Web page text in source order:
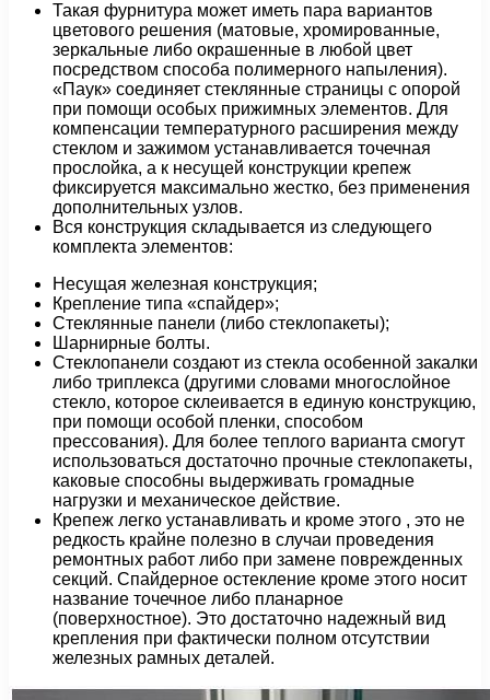
Такая фурнитура может иметь пара вариантов
цветового решения (матовые, хромированные,
зеркальные либо окрашенные в любой цвет
посредством способа полимерного напыления).
«Паук» соединяет стеклянные страницы с опорой
при помощи особых прижимных элементов. Для
компенсации температурного расширения между
стеклом и зажимом устанавливается точечная
прослойка, а к несущей конструкции крепеж
фиксируется максимально жестко, без применения
дополнительных узлов.
Вся конструкция складывается из следующего
комплекта элементов:
Несущая железная конструкция;
Крепление типа «спайдер»;
Стеклянные панели (либо стеклопакеты);
Шарнирные болты.
Стеклопанели создают из стекла особенной закалки
либо триплекса (другими словами многослойное
стекло, которое склеивается в единую конструкцию,
при помощи особой пленки, способом
прессования). Для более теплого варианта смогут
использоваться достаточно прочные стеклопакеты,
каковые способны выдерживать громадные
нагрузки и механическое действие.
Крепеж легко устанавливать и кроме этого , это не
редкость крайне полезно в случаи проведения
ремонтных работ либо при замене поврежденных
секций. Спайдерное остекление кроме этого носит
название точечное либо планарное
(поверхностное). Это достаточно надежный вид
крепления при фактически полном отсутствии
железных рамных деталей.